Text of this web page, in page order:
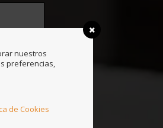
nuestros
preferencias,
de Cookies